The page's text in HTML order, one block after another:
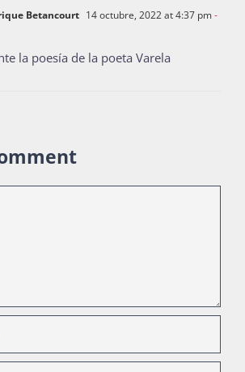
Betancourt 14 octubre, 2022 at 4:37 pm-
la poesía de la poeta Varela